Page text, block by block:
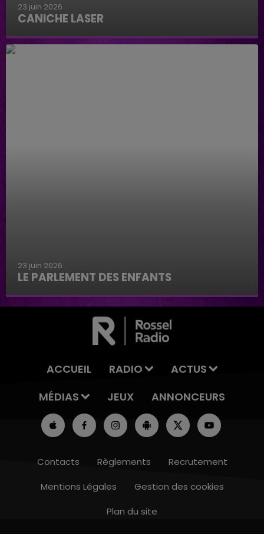
16h00 - 20h00
23 juin 2026
CANICHE LASER
Caniche Laser
23 juin 2026
LE PARLEMENT DES ENFANTS
Le parlement des enfants
ACCUEIL RADIO
ACTUS
MÉDIAS
JEUX ANNONCEURS
Contacts Règlements
Recrutement
Mentions Légales
Gestion des cookies
Plan du site